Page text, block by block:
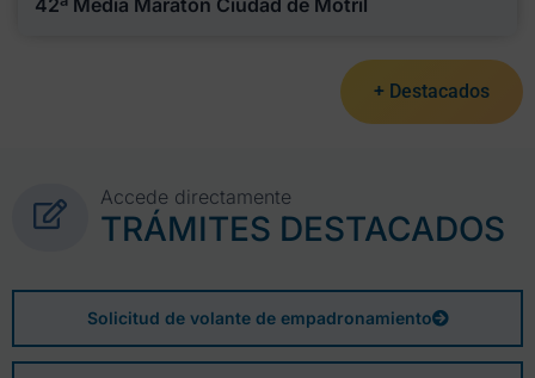
42ª Media Maratón Ciudad de Motril
+ Destacados
Accede directamente
TRÁMITES DESTACADOS
Solicitud de volante de empadronamiento